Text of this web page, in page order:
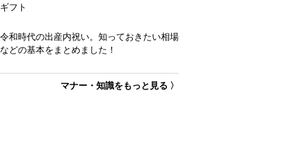
ギフト
令和時代の出産内祝い。知っておきたい相場
などの基本をまとめました！
マナー・知識をもっと見る 〉